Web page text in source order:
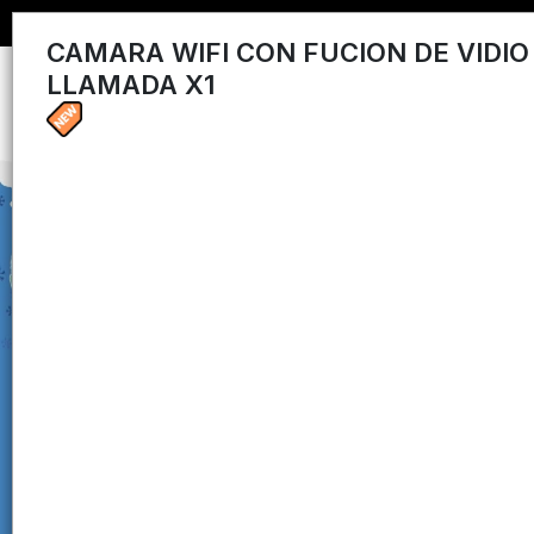
CAMARA WIFI CON FUCION DE VIDIO
LLAMADA X1